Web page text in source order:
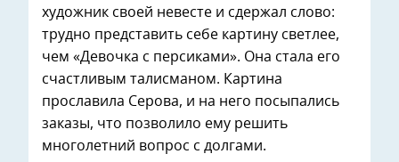
художник своей невесте и сдержал слово:
трудно представить себе картину светлее,
чем «Девочка с персиками». Она стала его
счастливым талисманом. Картина
прославила Серова, и на него посыпались
заказы, что позволило ему решить
многолетний вопрос с долгами.